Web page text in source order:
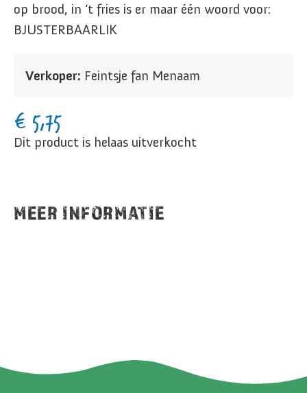
op brood, in ‘t fries is er maar één woord voor:
BJUSTERBAARLIK
Verkoper: Feintsje fan Menaam
€ 5,75
Dit product is helaas uitverkocht
MEER INFORMATIE